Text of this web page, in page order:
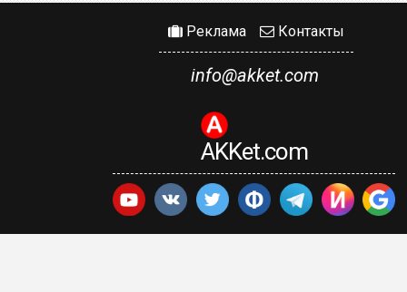
Реклама Контакты
info@akket.com
AKKet.com